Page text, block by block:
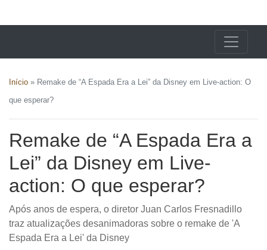
Início » Remake de “A Espada Era a Lei” da Disney em Live-action: O
que esperar?
Remake de “A Espada Era a
Lei” da Disney em Live-
action: O que esperar?
Após anos de espera, o diretor Juan Carlos Fresnadillo
traz atualizações desanimadoras sobre o remake de 'A
Espada Era a Lei' da Disney